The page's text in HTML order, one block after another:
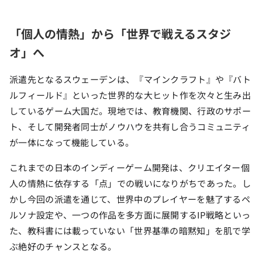
「個人の情熱」から「世界で戦えるスタジ
オ」へ
派遣先となるスウェーデンは、『マインクラフト』や『バト
ルフィールド』といった世界的な大ヒット作を次々と生み出
しているゲーム大国だ。現地では、教育機関、行政のサポー
ト、そして開発者同士がノウハウを共有し合うコミュニティ
が一体になって機能している。
これまでの日本のインディーゲーム開発は、クリエイター個
人の情熱に依存する「点」での戦いになりがちであった。し
かし今回の派遣を通じて、世界中のプレイヤーを魅了するペ
ルソナ設定や、一つの作品を多方面に展開するIP戦略といっ
た、教科書には載っていない「世界基準の暗黙知」を肌で学
ぶ絶好のチャンスとなる。